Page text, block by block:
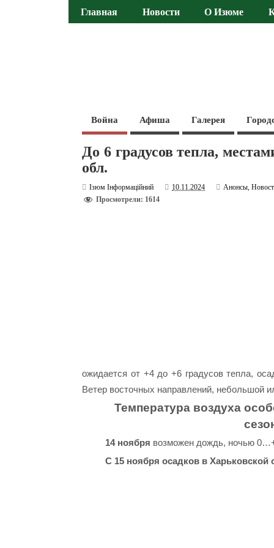
Главная Новости О Изюме
Война Афиша Галерея
До 6 градусов тепла,
обл.
Ізюм Інформаційний 10.11.2024 Анонсы,
Просмотрели: 1614
ожидается от +4 до +6 градусов тепла,
Ветер восточных направлений, небольшой
Температура воздуха
14 ноября возможен дождь, ночью
С 15 ноября осадков в Харьковской